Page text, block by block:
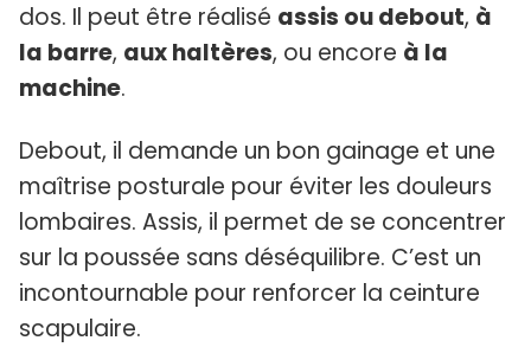
dos. Il peut être réalisé assis ou debout, à
la barre, aux haltères, ou encore à la
machine.
Debout, il demande un bon gainage et une
maîtrise posturale pour éviter les douleurs
lombaires. Assis, il permet de se concentrer
sur la poussée sans déséquilibre. C’est un
incontournable pour renforcer la ceinture
scapulaire.